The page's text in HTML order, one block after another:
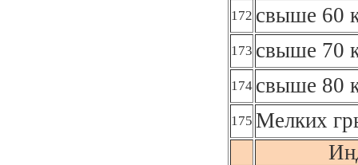
172 свыше 60
173 свыше 70
174 свыше 80
175 Мелких